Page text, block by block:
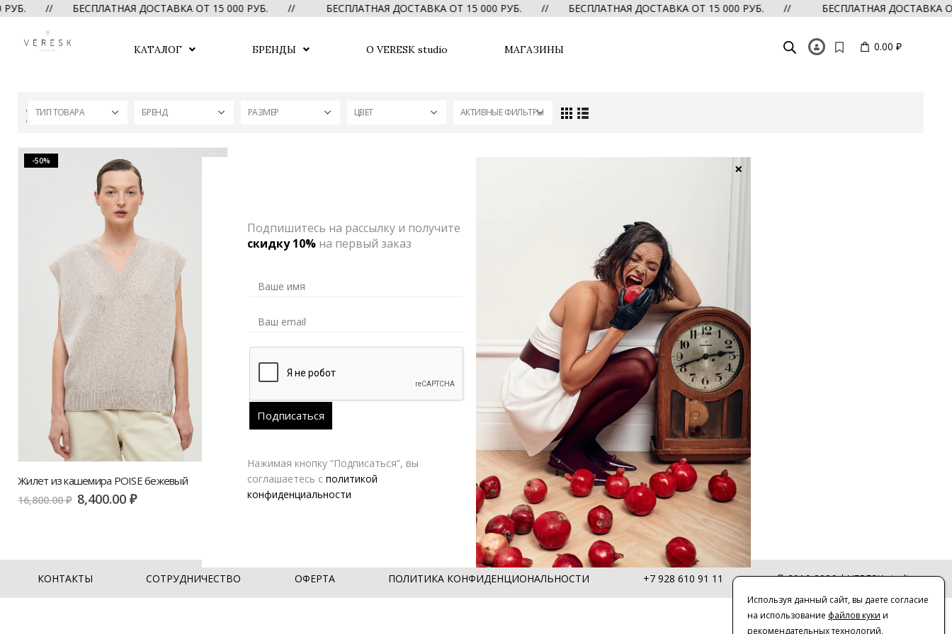
РУБ. // БЕСПЛАТНАЯ ДОСТАВКА ОТ 15 000 РУБ. // БЕСПЛАТНАЯ ДОСТАВКА ОТ 15 000 РУБ. // БЕСПЛАТНАЯ ДОСТАВКА ОТ 15 000 РУБ. // БЕСПЛАТНАЯ ДОСТАВКА
КАТАЛОГ БРЕНДЫ О VERESK studio МАГАЗИНЫ 0.00 ₽
ТИП ТОВАРА БРЕНД РАЗМЕР ЦВЕТ АКТИВНЫЕ ФИЛЬТРЫ
-50%
Жилет из кашемира POISE бежевый
16,800.00₽ 8,400.00₽
КОНТАКТЫ СОТРУДНИЧЕСТВО ОФЕРТА ПОЛИТИКА КОНФИДЕНЦИОНАЛЬНОСТИ +7 928 610 91 11 © 2016-2026 | VERESK studio
Используя данный сайт, вы даете согласие
на использование файлов куки и
рекомендательных технологий,
Подпишитесь на рассылку и получите
скидку 10%на первый заказ
Нажимая кнопку “Подписаться”, вы
соглашаетесь с политикой
конфиденциальности
×